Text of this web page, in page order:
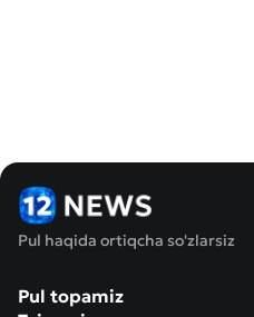
Pul haqida ortiqcha so'zlarsiz
Pul topamiz